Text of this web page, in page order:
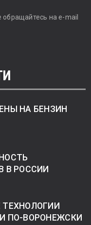
на e-mail
НА БЕНЗИН
В РОССИИ
ПО-ВОРОНЕЖСКИ